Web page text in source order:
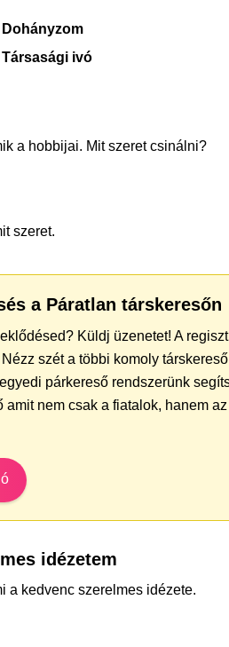
Dohányzom
Társasági ivó
a hobbijai. Mit szeret csinálni?
szeret.
a Páratlan társkeresőn
Küldj üzenetet! A
szét a többi komoly
párkereső rendszerünk
amit nem csak a fiatalok, hanem
idézetem
a kedvenc szerelmes idézete.